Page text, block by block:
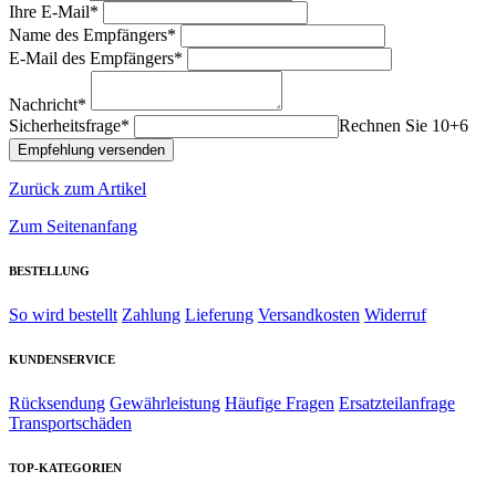
Ihre E-Mail*
Name des Empfängers*
E-Mail des Empfängers*
Nachricht*
Sicherheitsfrage*
Rechnen Sie 10+6
Zurück zum Artikel
Zum Seitenanfang
BESTELLUNG
So wird bestellt Zahlung Lieferung Versandkosten Widerruf
KUNDENSERVICE
Rücksendung Gewährleistung Häufige Fragen Ersatzteilanfrage
Transportschäden
TOP-KATEGORIEN